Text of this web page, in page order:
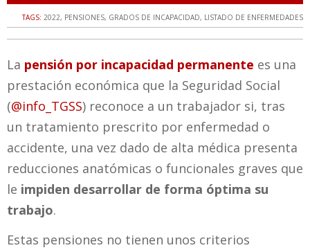
TAGS: 2022, PENSIONES, GRADOS DE INCAPACIDAD, LISTADO DE ENFERMEDADES
La pensión por incapacidad permanente es una
prestación económica que la Seguridad Social
(@info_TGSS) reconoce a un trabajador si, tras
un tratamiento prescrito por enfermedad o
accidente, una vez dado de alta médica presenta
reducciones anatómicas o funcionales graves que
le impiden desarrollar de forma óptima su
trabajo.
Estas pensiones no tienen unos criterios